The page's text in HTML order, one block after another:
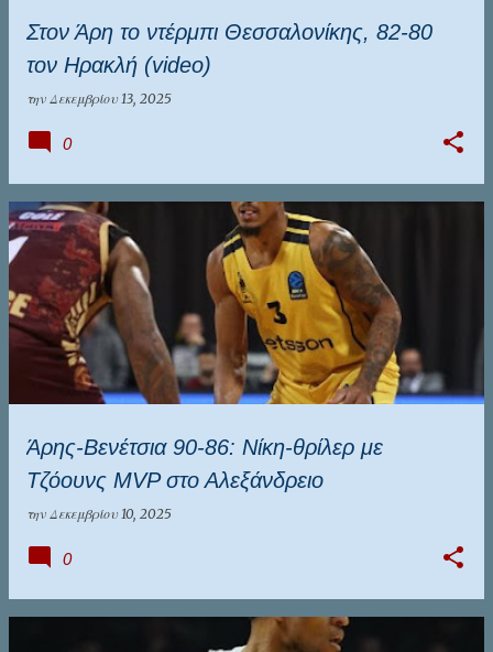
Στον Άρη το ντέρμπι Θεσσαλονίκης, 82-80
τον Ηρακλή (video)
την Δεκεμβρίου 13, 2025
0
Άρης-Βενέτσια 90-86: Νίκη-θρίλερ με
Τζόουνς MVP στο Αλεξάνδρειο
την Δεκεμβρίου 10, 2025
0